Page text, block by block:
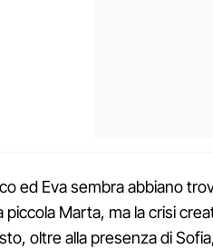
ed Eva sembra abbiano
piccola Marta, ma la crisi
oltre alla presenza di